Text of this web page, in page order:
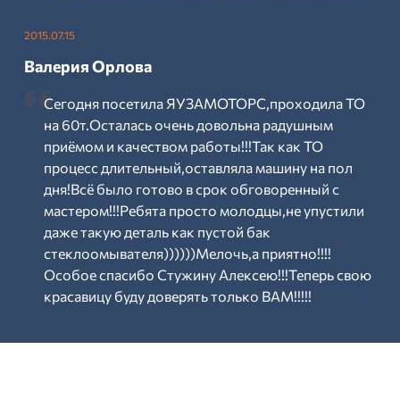
2015.07.15
Валерия Орлова
Сегодня посетила ЯУЗАМОТОРС,проходила ТО
на 60т.Осталась очень довольна радушным
приёмом и качеством работы!!!Так как ТО
процесс длительный,оставляла машину на пол
дня!Всё было готово в срок обговоренный с
мастером!!!Ребята просто молодцы,не упустили
даже такую деталь как пустой бак
стеклоомывателя))))))Мелочь,а приятно!!!!
Особое спасибо Стужину Алексею!!!Теперь свою
красавицу буду доверять только ВАМ!!!!!